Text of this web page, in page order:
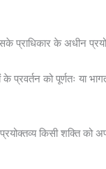
प्राधिकार के अधीन
के प्रवर्तन को पूर्णतः
किसी शक्ति